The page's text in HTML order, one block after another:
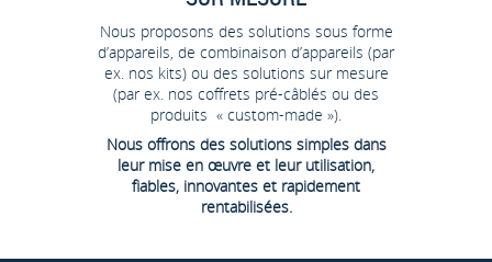
Nous proposons des solutions sous forme
d’appareils, de combinaison d’appareils (par
ex. nos kits) ou des solutions sur mesure
(par ex. nos coffrets pré-câblés ou des
produits « custom-made »).
Nous offrons des solutions simples dans
leur mise en œuvre et leur utilisation,
fiables, innovantes et rapidement
rentabilisées.